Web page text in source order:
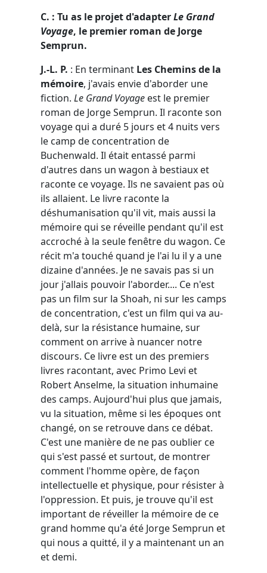
C. : Tu as le projet d'adapterLe Grand
Voyage, le premier roman de Jorge
Semprun.
J.-L. P. : En terminant Les Chemins de la
mémoire, j'avais envie d'aborder une
fiction. Le Grand Voyage est le premier
roman de Jorge Semprun. Il raconte son
voyage qui a duré 5 jours et 4 nuits vers
le camp de concentration de
Buchenwald. Il était entassé parmi
d'autres dans un wagon à bestiaux et
raconte ce voyage. Ils ne savaient pas où
ils allaient. Le livre raconte la
déshumanisation qu'il vit, mais aussi la
mémoire qui se réveille pendant qu'il est
accroché à la seule fenêtre du wagon. Ce
récit m'a touché quand je l'ai lu il y a une
dizaine d'années. Je ne savais pas si un
jour j'allais pouvoir l'aborder.... Ce n'est
pas un film sur la Shoah, ni sur les camps
de concentration, c'est un film qui va au-
delà, sur la résistance humaine, sur
comment on arrive à nuancer notre
discours. Ce livre est un des premiers
livres racontant, avec Primo Levi et
Robert Anselme, la situation inhumaine
des camps. Aujourd'hui plus que jamais,
vu la situation, même si les époques ont
changé, on se retrouve dans ce débat.
C'est une manière de ne pas oublier ce
qui s'est passé et surtout, de montrer
comment l'homme opère, de façon
intellectuelle et physique, pour résister à
l'oppression. Et puis, je trouve qu'il est
important de réveiller la mémoire de ce
grand homme qu'a été Jorge Semprun et
qui nous a quitté, il y a maintenant un an
et demi.